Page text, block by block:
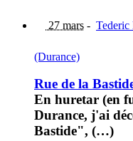
27 mars - Tederic
(Durance)
Rue de la
En huretar (en
Durance, j'ai
Bastide", (…)